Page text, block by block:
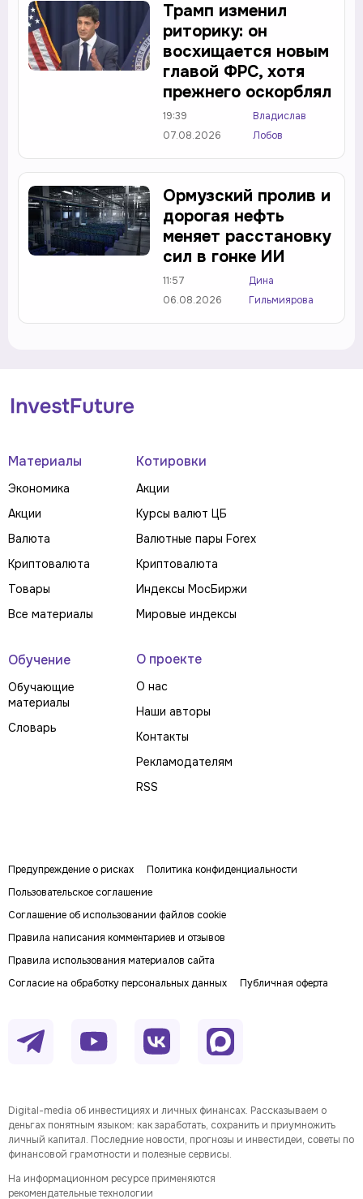
Трамп изменил
риторику: он
восхищается новым
главой ФРС, хотя
прежнего оскорблял
19:39
07.08.2026
Владислав
Лобов
Ормузский пролив и
дорогая нефть
меняет расстановку
сил в гонке ИИ
11:57
06.08.2026
Дина
Гильмиярова
Материалы
Экономика
Акции
Валюта
Криптовалюта
Товары
Все материалы
Котировки
Акции
Курсы валют ЦБ
Валютные пары Forex
Криптовалюта
Индексы МосБиржи
Мировые индексы
Обучение
Обучающие
материалы
Словарь
О проекте
О нас
Наши авторы
Контакты
Рекламодателям
RSS
Предупреждение о рисках
Политика конфиденциальности
Пользовательское соглашение
Соглашение об использовании файлов cookie
Правила написания комментариев и отзывов
Правила использования материалов сайта
Согласие на обработку персональных данных
Публичная оферта
Digital-media об инвестициях и личных финансах. Рассказываем о
деньгах понятным языком: как заработать, сохранить и приумножить
личный капитал. Последние новости, прогнозы и инвестидеи, советы по
финансовой грамотности и полезные сервисы.
На информационном ресурсе применяются
рекомендательные технологии